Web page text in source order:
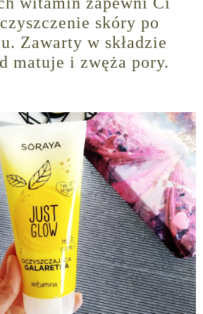
skóry po
Zawarty w składzie
matuje i zwęża pory.